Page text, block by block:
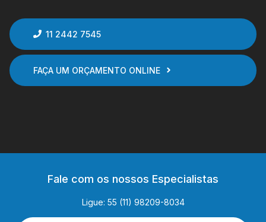
11 2442 7545
FAÇA UM ORÇAMENTO ONLINE
Fale com os nossos Especialistas
Ligue: 55 (11) 98209-8034